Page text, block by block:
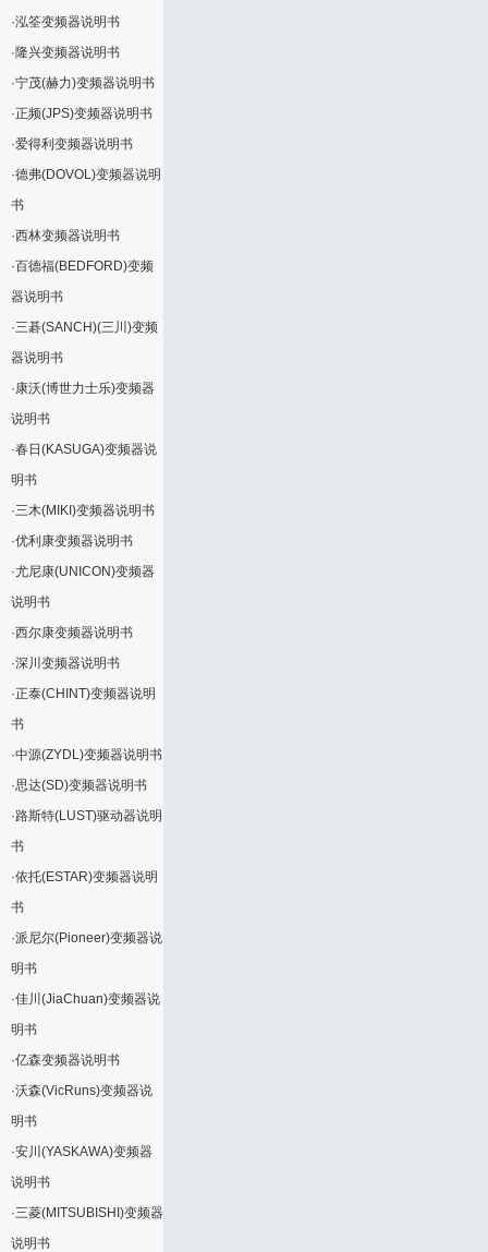
·泓筌变频器说明书
·隆兴变频器说明书
·宁茂(赫力)变频器说明书
·正频(JPS)变频器说明书
·爱得利变频器说明书
·德弗(DOVOL)变频器说明
书
·西林变频器说明书
·百德福(BEDFORD)变频
器说明书
·三碁(SANCH)(三川)变频
器说明书
·康沃(博世力士乐)变频器
说明书
·春日(KASUGA)变频器说
明书
·三木(MIKI)变频器说明书
·优利康变频器说明书
·尤尼康(UNICON)变频器
说明书
·西尔康变频器说明书
·深川变频器说明书
·正泰(CHINT)变频器说明
书
·中源(ZYDL)变频器说明书
·思达(SD)变频器说明书
·路斯特(LUST)驱动器说明
书
·依托(ESTAR)变频器说明
书
·派尼尔(Pioneer)变频器说
明书
·佳川(JiaChuan)变频器说
明书
·亿森变频器说明书
·沃森(VicRuns)变频器说
明书
·安川(YASKAWA)变频器
说明书
·三菱(MITSUBISHI)变频器
说明书